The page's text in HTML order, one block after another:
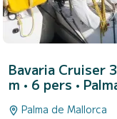
Bavaria Cruiser
m • 6 pers •
Palma de Mallorca